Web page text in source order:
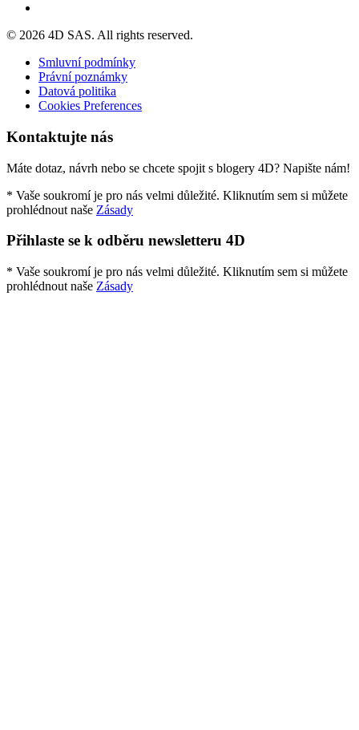
© 2026 4D SAS. All rights reserved.
Smluvní podmínky
Právní poznámky
Datová politika
Cookies Preferences
Kontaktujte nás
Máte dotaz, návrh nebo se chcete spojit s blogery 4D? Napište nám!
* Vaše soukromí je pro nás velmi důležité. Kliknutím sem si můžete
prohlédnout naše Zásady
Přihlaste se k odběru newsletteru 4D
* Vaše soukromí je pro nás velmi důležité. Kliknutím sem si můžete
prohlédnout naše Zásady